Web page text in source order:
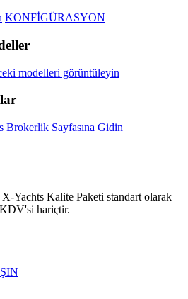
KONFİGÜRASYON
modelleri görüntüleyin
Brokerlik Sayfasına Gidin
Yachts Kalite Paketi standart olarak
hariçtir.